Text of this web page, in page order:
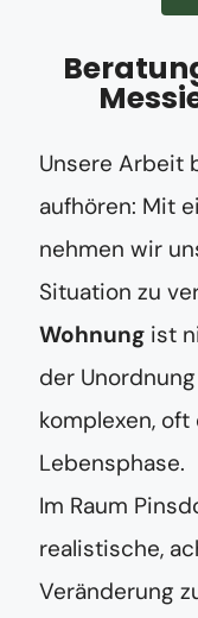
Unsere Arbeit
aufhören: Mit
nehmen wir
Situation zu
Wohnung ist
der
komplexen,
Lebensphase.
Im Raum
realistische,
Veränderung